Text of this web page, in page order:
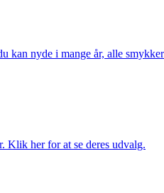
nyde i mange år, alle
Klik her for at se deres udvalg.